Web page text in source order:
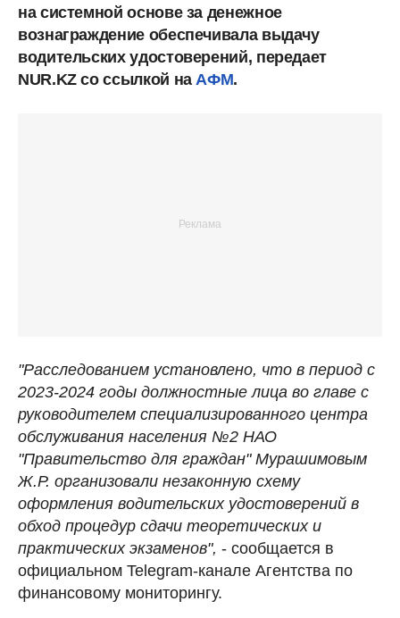
на системной основе за денежное
вознаграждение обеспечивала выдачу
водительских удостоверений, передает
NUR.KZ со ссылкой на АФМ.
"Расследованием установлено, что в период с
2023-2024 годы должностные лица во главе с
руководителем специализированного центра
обслуживания населения №2 НАО
"Правительство для граждан" Мурашимовым
Ж.Р. организовали незаконную схему
оформления водительских удостоверений в
обход процедур сдачи теоретических и
практических экзаменов", - сообщается в
официальном Telegram-канале Агентства по
финансовому мониторингу.